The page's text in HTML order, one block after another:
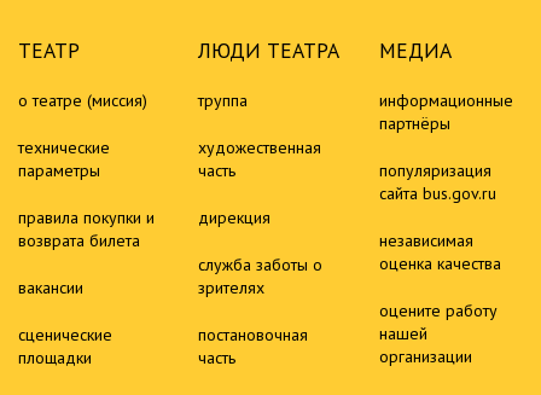
ТЕАТР
о театре (миссия)
технические
параметры
правила покупки и
возврата билета
вакансии
сценические
площадки
ЛЮДИ ТЕАТРА
труппа
художественная
часть
дирекция
служба заботы о
зрителях
постановочная
часть
МЕДИА
информационные
партнёры
популяризация
сайта bus.gov.ru
независимая
оценка качества
оцените работу
нашей
организации